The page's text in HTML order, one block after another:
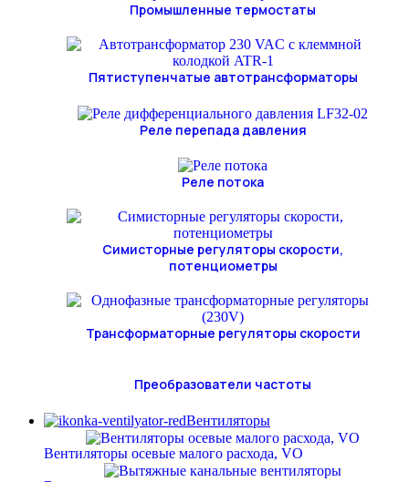
Промышленные термостаты
Пятиступенчатые автотрансформаторы
Реле перепада давления
Реле потока
Симисторные регуляторы скорости,
потенциометры
Трансформаторные регуляторы скорости
Преобразователи частоты
Вентиляторы
Вентиляторы осевые малого расхода, VO